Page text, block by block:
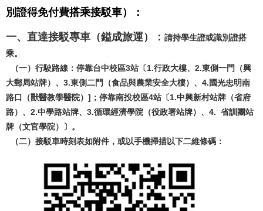
別證得免付費搭乘接駁車）
：
一、直達接駁專車（鎰成旅運）： 請持學生證或識別證搭
乘。
（一）行駛路線：停靠台中校區3站〔1.行政大樓、2.東側一門（興
大郵局站牌）、3.東側二門（食品與農業安全大樓）、4.國光忠明南
路口（獸醫教學醫院）]；停靠南投校區4站〔1.中興新村站牌（省府
路）、2.中學路站牌、3.循環經濟學院（役政署站牌）、4. 省訓團站
牌（文官學院）〕。
（二）接駁車時刻表如附件，或以手機掃描以下二維條碼：